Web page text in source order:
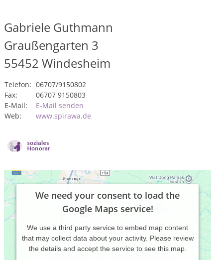
Gabriele Guthmann
Graußengarten 3
55452 Windesheim
Telefon: 06707/9150802
Fax:
06707 9150803
E-Mail:
E-Mail senden
Web:
www.spirawa.de
We need your consent to load the
Google Maps service!
We use a third party service to embed map content
that may collect data about your activity. Please review
the details and accept the service to see this map.